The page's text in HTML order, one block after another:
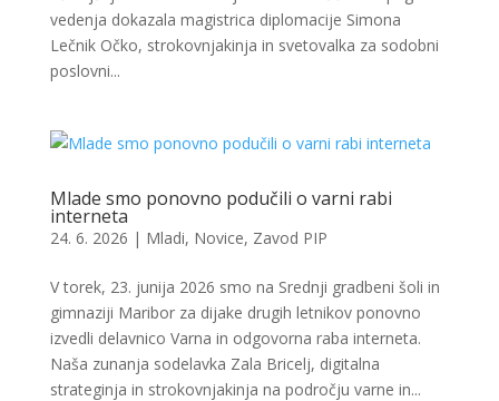
vedenja dokazala magistrica diplomacije Simona
Lečnik Očko, strokovnjakinja in svetovalka za sodobni
poslovni...
Mlade smo ponovno podučili o varni rabi
interneta
24. 6. 2026 | Mladi, Novice, Zavod PIP
V torek, 23. junija 2026 smo na Srednji gradbeni šoli in
gimnaziji Maribor za dijake drugih letnikov ponovno
izvedli delavnico Varna in odgovorna raba interneta.
Naša zunanja sodelavka Zala Bricelj, digitalna
strateginja in strokovnjakinja na področju varne in...